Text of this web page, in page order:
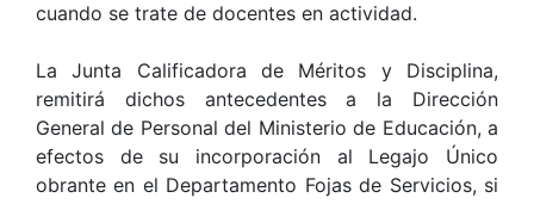
cuando se trate de docentes en actividad.
La Junta Calificadora de Méritos y Disciplina,
remitirá dichos antecedentes a la Dirección
General de Personal del Ministerio de Educación, a
efectos de su incorporación al Legajo Único
obrante en el Departamento Fojas de Servicios, si